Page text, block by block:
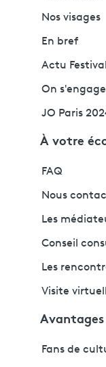
Nos visages
En bref
Actu
On s'engage
JO Paris
À votre
FAQ
Nous
Les
Conseil
Les
Visite
Fans de